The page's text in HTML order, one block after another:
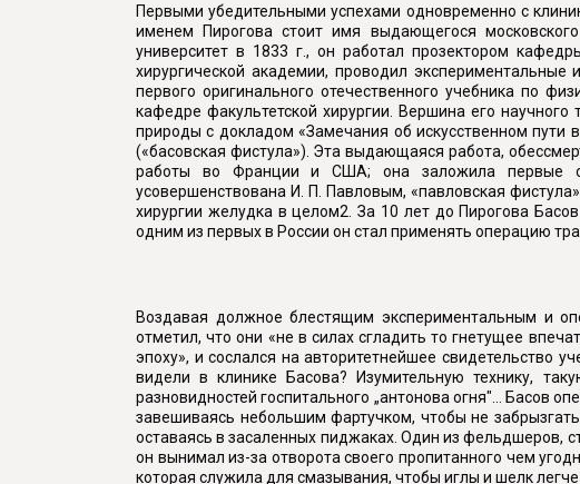
Первыми убедительными успехами одновременно с
именем Пирогова стоит имя выдающегося
университет в 1833 г., он работал прозектором
хирургической академии, проводил
первого оригинального отечественного учебника по
кафедре факультетской хирургии. Вершина его
природы с докладом «Замечания об искусственном
(«басовская фистула»). Эта выдающаяся работа,
работы во Франции и США; она заложила первые
усовершенствована И. П. Павловым, «павловская
хирургии желудка в целом2. За 10 лет до Пирогова
одним из первых в России он стал применять операцию
Воздавая должное блестящим экспериментальным и
отметил, что они «не в силах сгладить то гнетущее
эпоху», и сослался на авторитетнейшее свидетельство
видели в клинике Басова? Изумительную технику,
разновидностей госпитального „антонова огня"... Басов
завешиваясь небольшим фартучком, чтобы не
оставаясь в засаленных пиджаках. Один из фельдшеров,
он вынимал из-за отворота своего пропитанного чем
которая служила для смазывания, чтобы иглы и шелк легче